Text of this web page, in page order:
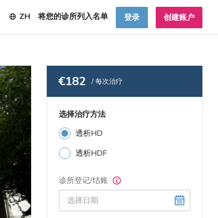
ZH 将您的诊所列入名单 登录 创建账户
€182 / 每次治疗
选择治疗方法
透析HD
透析HDF
诊所登记/结账